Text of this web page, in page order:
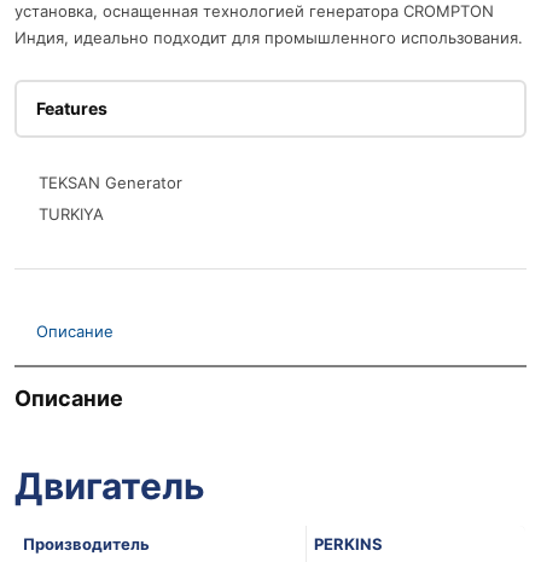
установка, оснащенная технологией генератора CROMPTON
Индия, идеально подходит для промышленного использования.
Features
TEKSAN Generator
TURKIYA
Описание
Описание
Двигатель
Производитель
PERKINS